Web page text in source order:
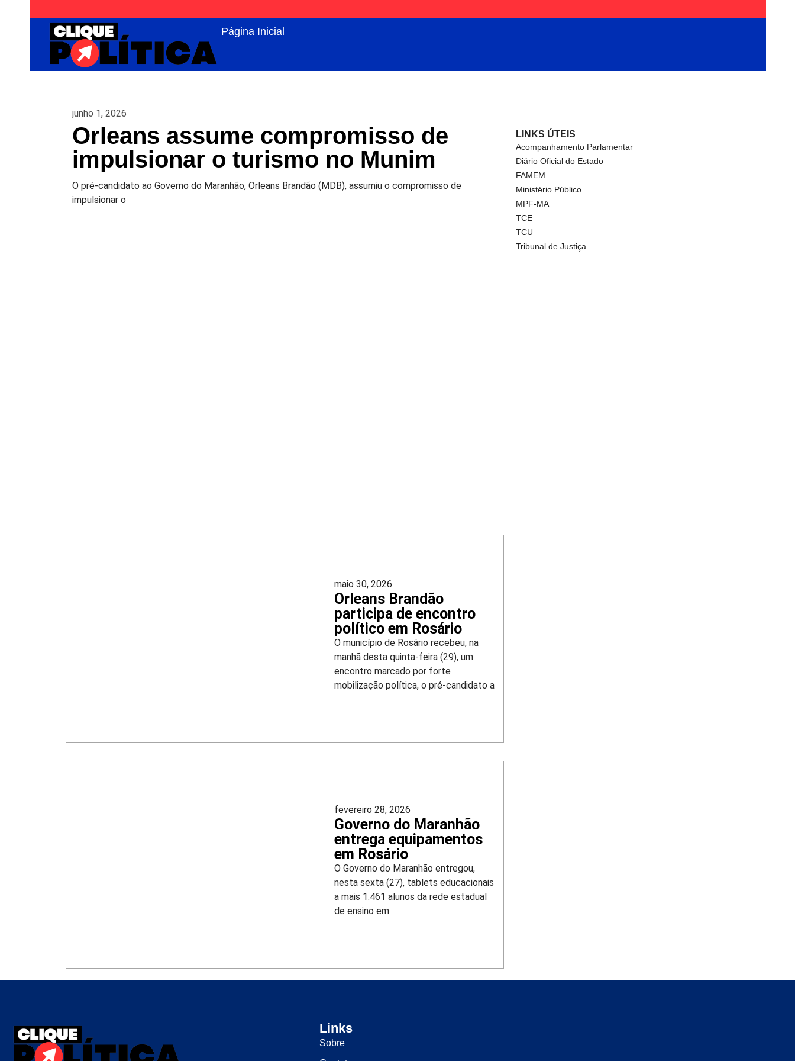
Página Inicial
junho 1, 2026
Orleans assume compromisso de
impulsionar o turismo no Munim
O pré-candidato ao Governo do Maranhão, Orleans Brandão (MDB), assumiu o compromisso de
impulsionar o
maio 30, 2026
Orleans Brandão
participa de encontro
político em Rosário
O município de Rosário recebeu, na
manhã desta quinta-feira (29), um
encontro marcado por forte
mobilização política, o pré-candidato a
fevereiro 28, 2026
Governo do Maranhão
entrega equipamentos
em Rosário
O Governo do Maranhão entregou,
nesta sexta (27), tablets educacionais
a mais 1.461 alunos da rede estadual
de ensino em
LINKS ÚTEIS
Acompanhamento Parlamentar
Diário Oficial do Estado
FAMEM
Ministério Público
MPF-MA
TCE
TCU
Tribunal de Justiça
Links
Sobre